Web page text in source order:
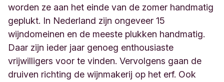
worden ze aan het einde van de zomer handmatig
geplukt. In Nederland zijn ongeveer 15
wijndomeinen en de meeste plukken handmatig.
Daar zijn ieder jaar genoeg enthousiaste
vrijwilligers voor te vinden. Vervolgens gaan de
druiven richting de wijnmakerij op het erf. Ook